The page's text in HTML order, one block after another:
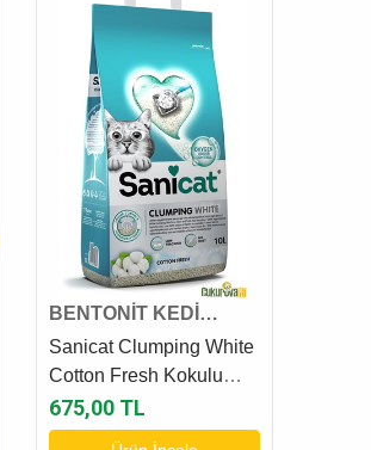
BENTONİT KEDİ
KUMU
Sanicat Clumping White
Cotton Fresh Kokulu
Bentonit Kedi Kumu 10 L
675,00 TL